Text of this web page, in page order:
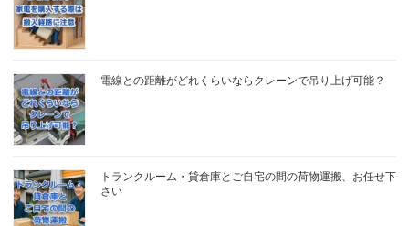
電線との距離がどれくらいならクレーンで吊り上げ可能？
トランクルーム・貸倉庫とご自宅の間の荷物運搬、お任せ下
さい